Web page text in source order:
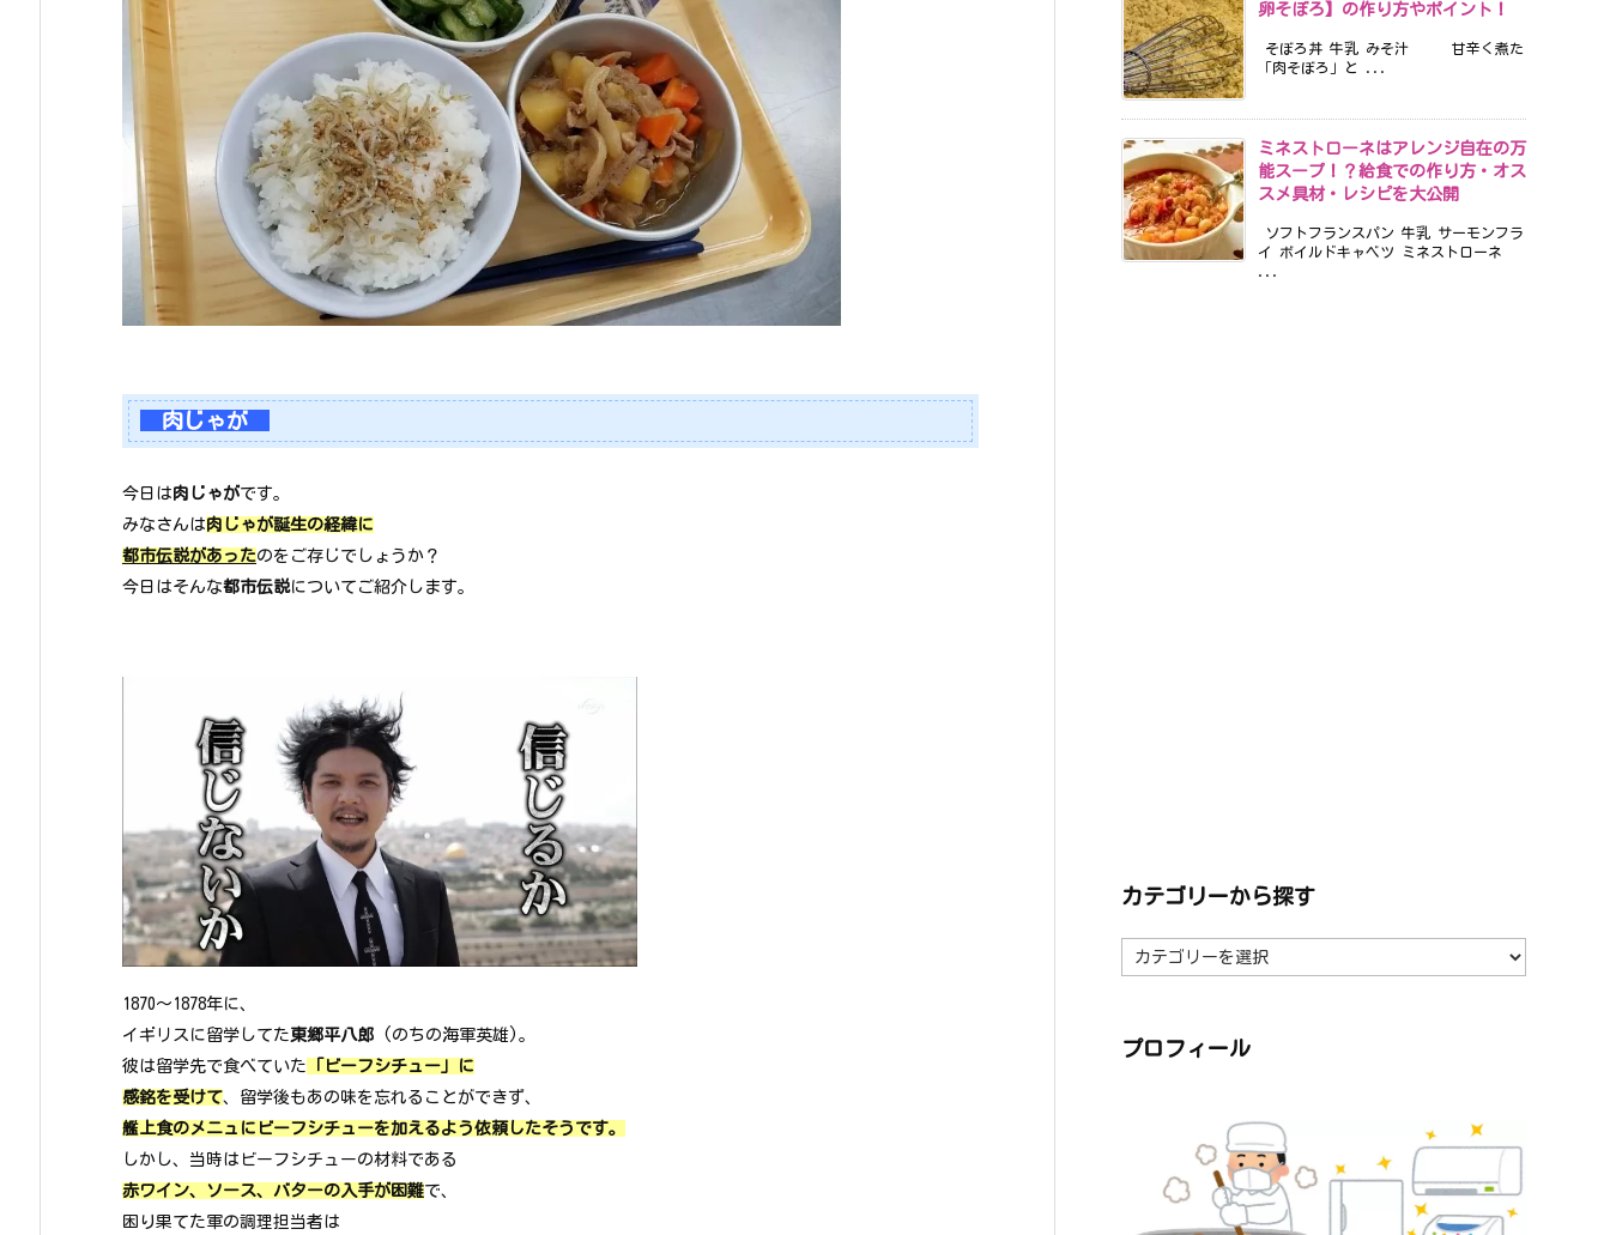
肉じゃが
今日は肉じゃがです。
みなさんは肉じゃが誕生の経緯に
都市伝説があったのをご存じでしょうか？
今日はそんな都市伝説についてご紹介します。
1870～1878年に、
イギリスに留学してた 東郷平八郎
(のちの海軍英雄)。
彼は留学先で食べていた 「ビーフシチュー」に
感銘を受けて、留学後もあの味を忘れることができず、
艦上食のメニュにビーフシチューを加えるよう依頼したそうです。
しかし、当時はビーフシチューの材料である
赤ワイン、ソース、バターの入手が困難で、
困り果てた軍の調理担当者は
卵そぼろ】の作り方やポイント！
そぼろ丼 牛乳 みそ汁 甘辛く煮た
「肉そぼろ」と ...
ミネストローネはアレンジ自在の万
能スープ！？給食での作り方・オス
スメ具材・レシピを大公開
ソフトフランスパン 牛乳 サーモンフラ
イ ボイルドキャベツ ミネストローネ
カテゴリーから探す
テ
ゴ
ら
探
プロフィール